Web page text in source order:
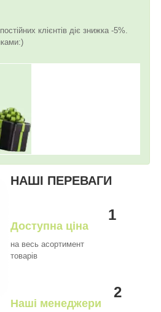
клієнтів діє знижка -5%.
НАШІ ПЕРЕВАГИ
1
Доступна ціна
на весь асортимент
товарів
2
Наші менеджери